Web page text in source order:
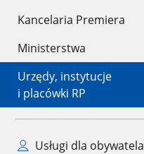
Kancelaria Premiera
Ministerstwa
Urzędy, instytucje
i placówki RP
Usługi dla obywatela